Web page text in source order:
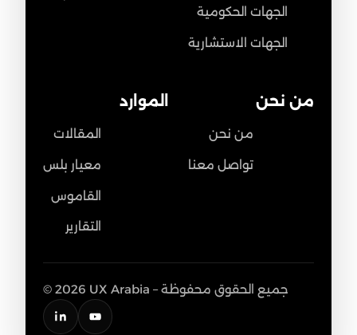
الجهات الحكومية
الجهات الاستشارية
الموارد
المقالات
معيار بلس
القاموس
التقارير
من نحن
من نحن
تواصل معنا
© 2026 UX Arabia – جميع الحقوق محفوظة